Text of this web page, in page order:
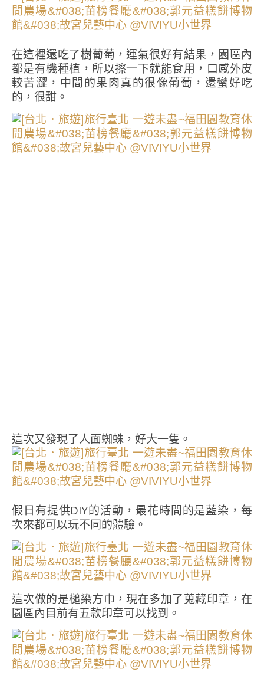
在這裡還吃了樹葡萄，運氣很好有結果，園區內
都是有機種植，所以擦一下就能食用，口感外皮
較苦澀，中間的果肉真的很像葡萄，還蠻好吃
的，很甜。
這次又發現了人面蜘蛛，好大一隻。
假日有提供DIY的活動，最花時間的是藍染，每
次來都可以玩不同的體驗。
這次做的是槌染方巾，現在多加了蒐藏印章，在
園區內目前有五款印章可以找到。